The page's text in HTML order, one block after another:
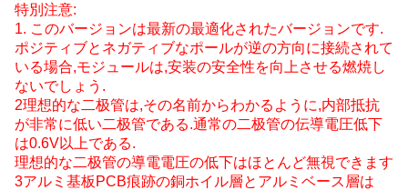
特別注意:
1. このバージョンは最新の最適化されたバージョンです.
ポジティブとネガティブなポールが逆の方向に接続されて
いる場合,モジュールは,安装の安全性を向上させる燃焼し
ないでしょう.
2理想的な二极管は,その名前からわかるように,内部抵抗
が非常に低い二极管である.通常の二极管の伝導電圧低下
は0.6V以上である.
理想的な二极管の導電電圧の低下はほとんど無視できます
3アルミ基板PCB痕跡の銅ホイル層とアルミベース層は